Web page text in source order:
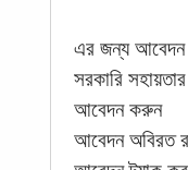
এর জন্য
সরকারি
আবেদন করুন
আবেদন অবিরত